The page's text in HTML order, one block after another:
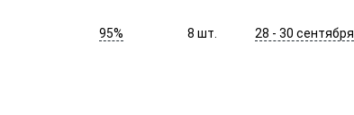
95% 8шт. 28 - 30 сентября